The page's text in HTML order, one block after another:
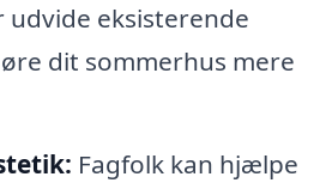
eksisterende
dit sommerhus mere
Fagfolk kan hjælpe